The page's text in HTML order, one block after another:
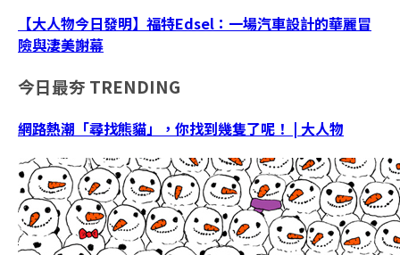
【大人物今日發明】福特Edsel：一場汽車設計的華麗冒
險與淒美謝幕
今日最夯 TRENDING
網路熱潮「尋找熊貓」，你找到幾隻了呢！ | 大人物